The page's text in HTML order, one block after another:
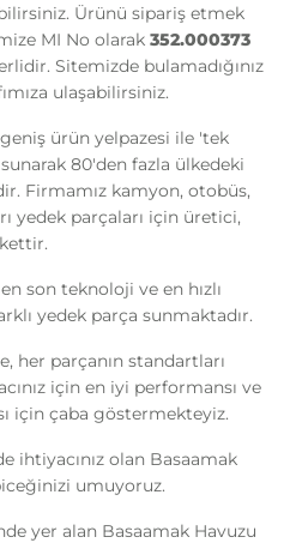
Ürünü sipariş etmek
MI No olarak 352.000373
Sitemizde bulamadığınız
ulaşabilirsiniz.
ürün yelpazesi ile 'tek
80'den fazla ülkedeki
Firmamız kamyon, otobüs,
yedek parçaları için üretici,
son teknoloji ve en hızlı
yedek parça sunmaktadır.
her parçanın standartları
için en iyi performansı ve
için çaba göstermekteyiz.
ihtiyacınız olan Basaamak
umuyoruz.
yer alan Basaamak Havuzu